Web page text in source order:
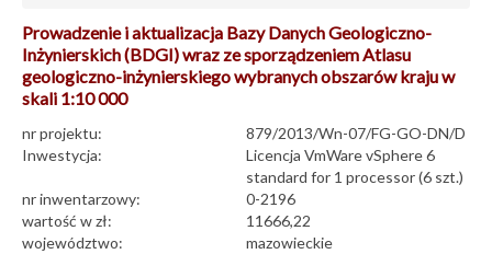
Prowadzenie i aktualizacja Bazy Danych Geologiczno-
Inżynierskich (BDGI) wraz ze sporządzeniem Atlasu
geologiczno-inżynierskiego wybranych obszarów kraju w
skali 1:10 000
nr projektu:
879/2013/Wn-07/FG-GO-DN/D
Inwestycja:
Licencja VmWare vSphere 6
standard for 1 processor (6 szt.)
nr inwentarzowy:
0-2196
wartość w zł:
11666,22
województwo:
mazowieckie